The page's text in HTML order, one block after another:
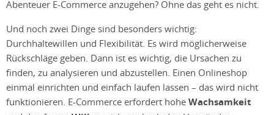
Abenteuer E-Commerce anzugehen? Ohne das geht es nicht.
Und noch zwei Dinge sind besonders wichtig:
Durchhaltewillen und Flexibilität. Es wird möglicherweise
Rückschläge geben. Dann ist es wichtig, die Ursachen zu
finden, zu analysieren und abzustellen. Einen Onlineshop
einmal einrichten und einfach laufen lassen – das wird nicht
funktionieren. E-Commerce erfordert hohe Wachsamkeit